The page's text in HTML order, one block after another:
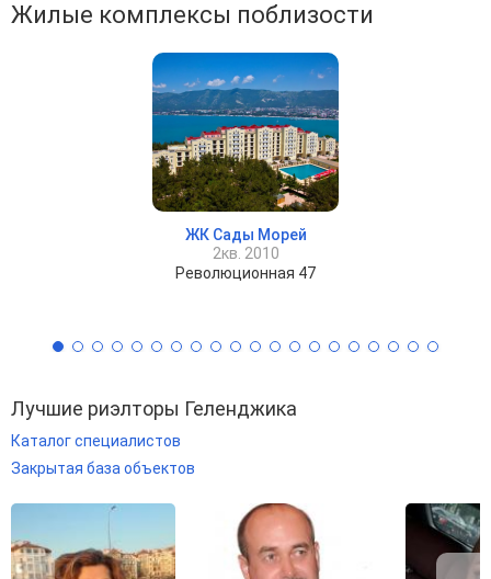
Жилые комплексы поблизости
ЖК Сады Морей
2кв. 2010
Революционная 47
Лучшие риэлторы Геленджика
Каталог специалистов
Закрытая база объектов